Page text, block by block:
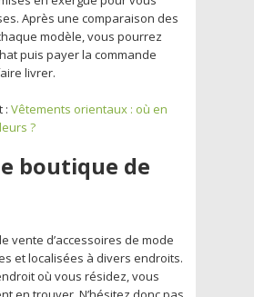
Après une comparaison des
modèle, vous pourrez
puis payer la commande
livrer.
: Vêtements orientaux : où en
?
boutique de
vente d’accessoires de mode
et localisées à divers endroits.
où vous résidez, vous